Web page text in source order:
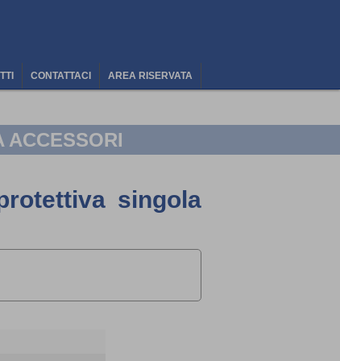
CONTATTACI AREA RISERVATA
ACCESSORI
singola